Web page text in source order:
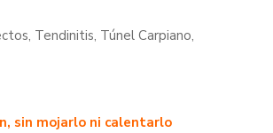
Tendinitis, Túnel Carpiano,
sin mojarlo ni calentarlo